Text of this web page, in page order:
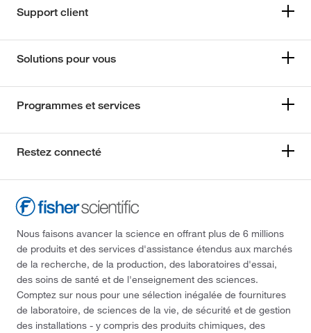
Support client
Solutions pour vous
Programmes et services
Restez connecté
Nous faisons avancer la science en offrant plus de 6 millions
de produits et des services d'assistance étendus aux marchés
de la recherche, de la production, des laboratoires d'essai,
des soins de santé et de l'enseignement des sciences.
Comptez sur nous pour une sélection inégalée de fournitures
de laboratoire, de sciences de la vie, de sécurité et de gestion
des installations - y compris des produits chimiques, des